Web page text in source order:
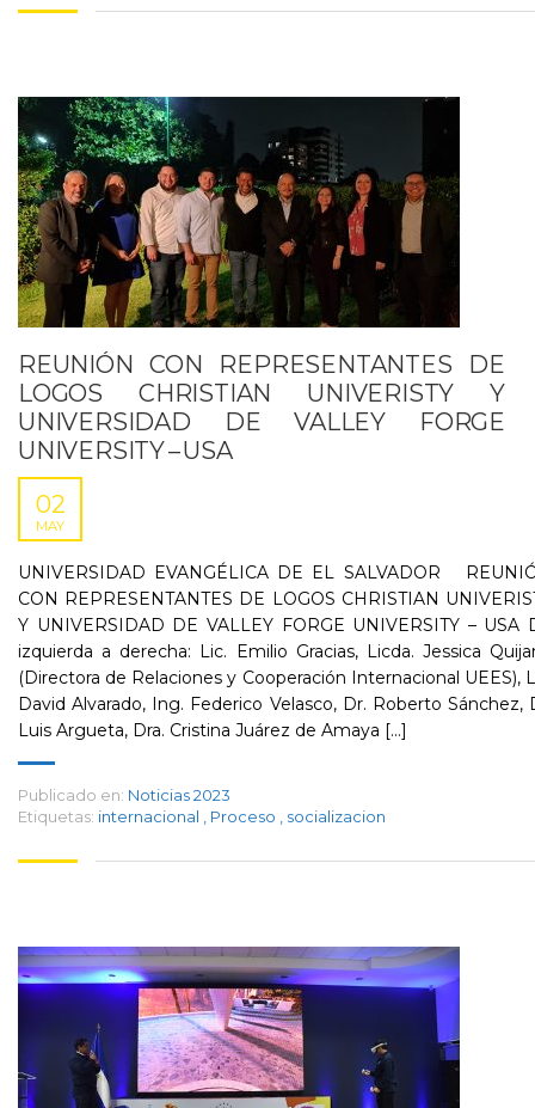
REUNIÓN CON REPRESENTANTES DE
LOGOS CHRISTIAN UNIVERISTY Y
UNIVERSIDAD DE VALLEY FORGE
UNIVERSITY – USA
02
MAY
UNIVERSIDAD EVANGÉLICA DE EL SALVADOR
CON REPRESENTANTES DE LOGOS CHRISTIAN
Y UNIVERSIDAD DE VALLEY FORGE UNIVERSITY – USA
izquierda a derecha: Lic. Emilio Gracias, Licda. Jessica
(Directora de Relaciones y Cooperación Internacional UEES),
David Alvarado, Ing. Federico Velasco, Dr. Roberto Sánchez,
Luis Argueta, Dra. Cristina Juárez de Amaya [...]
Publicado en: Noticias 2023
Etiquetas: internacional Proceso socializacion